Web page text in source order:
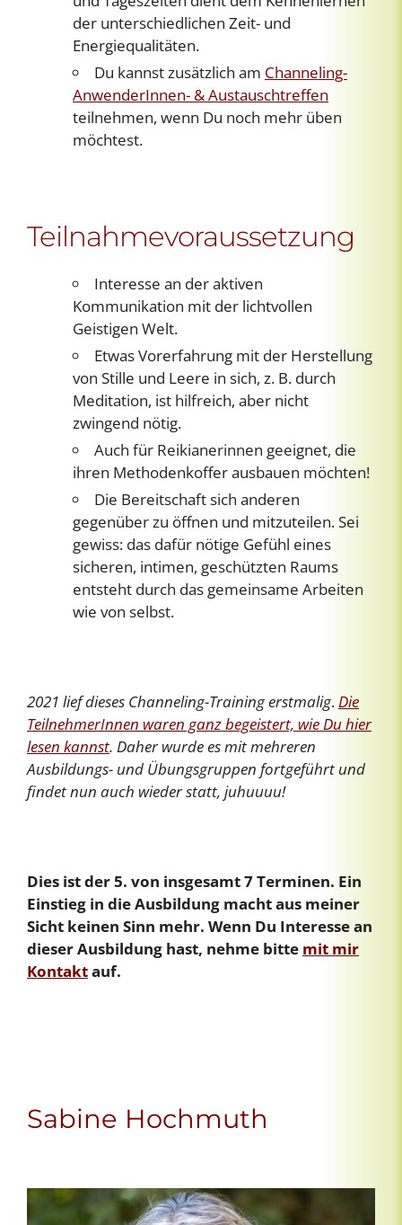
der unterschiedlichen Zeit- und
Energiequalitäten.
Du kannst zusätzlich am Channeling-
AnwenderInnen- & Austauschtreffen
teilnehmen, wenn Du noch mehr üben
möchtest.
Teilnahmevoraussetzung
Interesse an der aktiven
Kommunikation mit der lichtvollen
Geistigen Welt.
Etwas Vorerfahrung mit der Herstellung
von Stille und Leere in sich, z. B. durch
Meditation, ist hilfreich, aber nicht
zwingend nötig.
Auch für Reikianerinnen geeignet, die
ihren Methodenkoffer ausbauen möchten!
Die Bereitschaft sich anderen
gegenüber zu öffnen und mitzuteilen. Sei
gewiss: das dafür nötige Gefühl eines
sicheren, intimen, geschützten Raums
entsteht durch das gemeinsame Arbeiten
wie von selbst.
2021 lief dieses Channeling-Training erstmalig.Die
TeilnehmerInnen waren ganz begeistert, wie Du hier
lesen kannst. Daher wurde es mit mehreren
Ausbildungs- und Übungsgruppen fortgeführt und
findet nun auch wieder statt, juhuuuu!
Dies ist der 5. von insgesamt 7 Terminen. Ein
Einstieg in die Ausbildung macht aus meiner
Sicht keinen Sinn mehr. Wenn Du Interesse an
dieser Ausbildung hast, nehme bitte mit mir
Kontaktauf.
Sabine Hochmuth